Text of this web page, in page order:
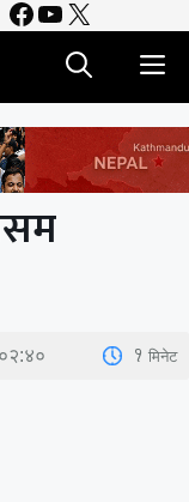
Facebook
YouTube
X
1 मिनेट